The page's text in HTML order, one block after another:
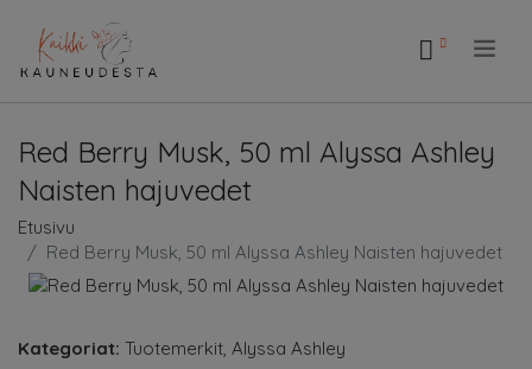
Red Berry Musk, 50 ml Alyssa Ashley
Naisten hajuvedet
Etusivu
Red Berry Musk, 50 ml Alyssa Ashley Naisten hajuvedet
Kategoriat: Tuotemerkit Alyssa Ashley